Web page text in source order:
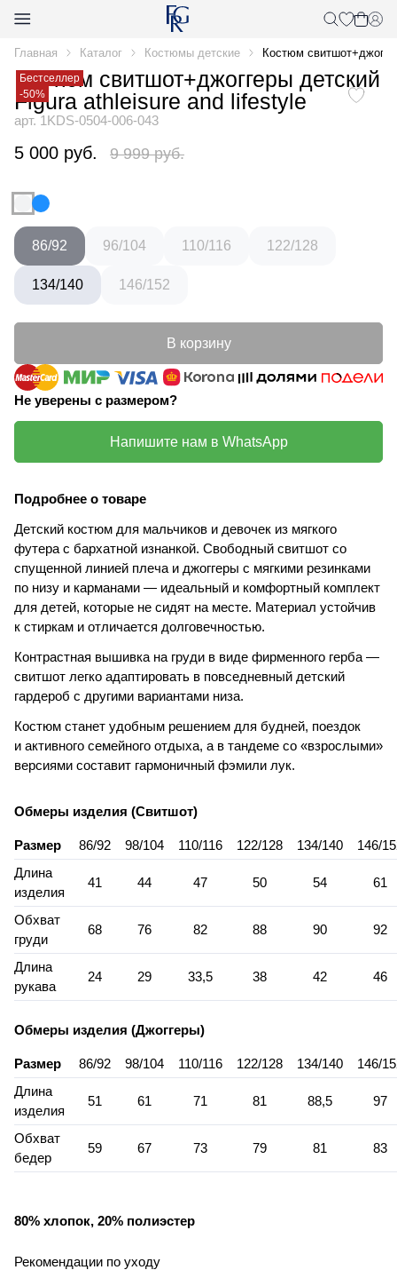
Главная Каталог Костюмы детские Костюм
Бестселлер
-50%
Костюм свитшот+джоггеры детский
Figura athleisure and lifestyle
арт. 1KDS-0504-006-043
5 000 руб. 9 999 руб.
86/92 96/104 110/116 122/128
134/140 146/152
В корзину
Не уверены с размером?
Напишите нам в WhatsApp
Подробнее о товаре
Детский костюм для мальчиков и девочек из мягкого
футера с бархатной изнанкой. Свободный свитшот со
спущенной линией плеча и джоггеры с мягкими резинками
по низу и карманами — идеальный и комфортный комплект
для детей, которые не сидят на месте. Материал устойчив
к стиркам и отличается долговечностью.
Контрастная вышивка на груди в виде фирменного герба —
свитшот легко адаптировать в повседневный детский
гардероб с другими вариантами низа.
Костюм станет удобным решением для будней, поездок
и активного семейного отдыха, а в тандеме со «взрослыми»
версиями составит гармоничный фэмили лук.
Обмеры изделия (Свитшот)
Размер 86/92 98/104 110/116 122/128 134/140
146/
Длина
изделия
41 44 47 50 54 61
Обхват
груди
68 76 82 88 90 92
Длина
рукава
24 29 33,5 38 42 46
Обмеры изделия (Джоггеры)
Размер 86/92 98/104 110/116 122/128 134/140
146/
Длина
изделия
51 61 71 81 88,5 97
Обхват
бедер
59 67 73 79 81 83
80% хлопок, 20% полиэстер
Рекомендации по уходу